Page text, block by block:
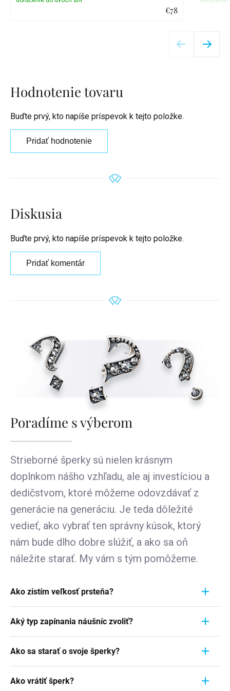
€78
Hodnotenie tovaru
Buďte prvý, kto napíše príspevok k tejto položke.
Pridať hodnotenie
Diskusia
Buďte prvý, kto napíše príspevok k tejto položke.
Pridať komentár
Poradíme s výberom
Strieborné šperky sú nielen krásnym
doplnkom nášho vzhľadu, ale aj investíciou a
dedičstvom, ktoré môžeme odovzdávať z
generácie na generáciu. Je teda dôležité
vedieť, ako vybrať ten správny kúsok, ktorý
nám bude dlho dobre slúžiť, a ako sa oň
náležite starať. My vám s tým pomôžeme.
Ako zistím veľkosť prsteňa?
Aby ste zistili jeho veľkosť, vezmite pravítko a
položte ho priamo na prstienok, ktorý momentálne
nosíte. Dôležité je zamerať sa na jeho VNÚTORNÝ
znamená to, že vaša veľkosť prstienka je 7.
Aký typ zapínania náušníc zvoliť?
pohodlie, bezpečnosť a štýl náušníc. Strieborné
náušnice zvyčajne majú klasické háčiky, ktoré sú
jednoduché a pohodlné. Náušnice s pevným
Ako sa starať o svoje šperky?
vkusu, ale často aj symbolom významnej životnej
Ako vrátiť šperk?